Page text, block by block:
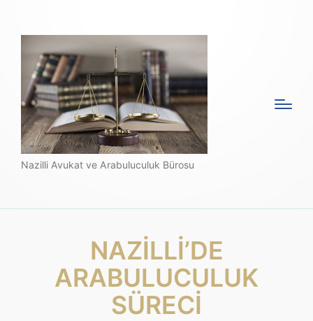
Nazilli Avukat ve Arabuluculuk Bürosu
NAZİLLİ’DE
ARABULUCULUK
SÜRECİ